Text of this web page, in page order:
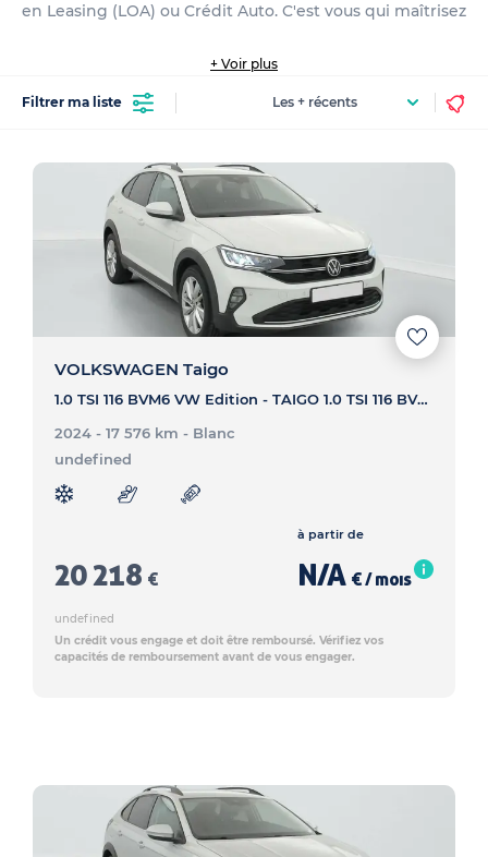
en Leasing (LOA) ou Crédit Auto. C'est vous qui maîtrisez
+ Voir plus
Filtrer ma liste
VOLKSWAGEN Taigo
1.0 TSI 116 BVM6 VW Edition - TAIGO 1.0 TSI 116 BVM6 VW Edition
2024 - 17 576 km - Blanc
undefined
20 218 €
à partir de
N/A € / mois
undefined
Un crédit vous engage et doit être remboursé. Vérifiez vos
capacités de remboursement avant de vous engager.